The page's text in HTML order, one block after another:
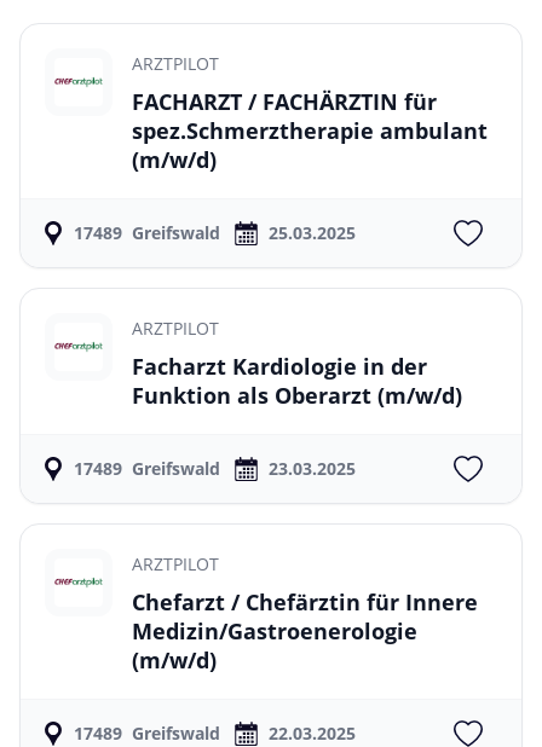
ARZTPILOT
FACHARZT / FACHÄRZTIN für
spez.Schmerztherapie ambulant
(m/w/d)
17489 Greifswald 25.03.2025
ARZTPILOT
Facharzt Kardiologie in der
Funktion als Oberarzt (m/w/d)
17489 Greifswald 23.03.2025
ARZTPILOT
Chefarzt / Chefärztin für Innere
Medizin/Gastroenerologie
(m/w/d)
17489 Greifswald 22.03.2025